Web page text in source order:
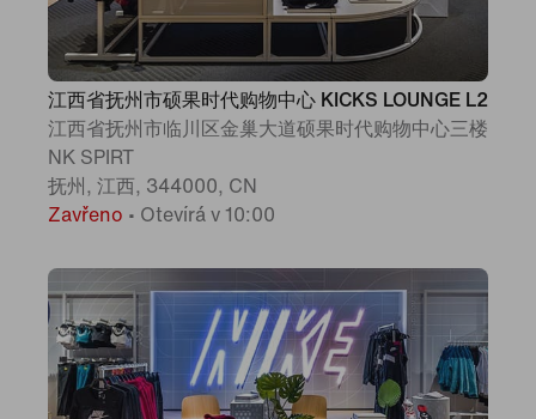
江西省抚州市硕果时代购物中心 KICKS LOUNGE L2
江西省抚州市临川区金巢大道硕果时代购物中心三楼
NK SPIRT
抚州, 江西, 344000, CN
Zavřeno • Otevírá v 10:00